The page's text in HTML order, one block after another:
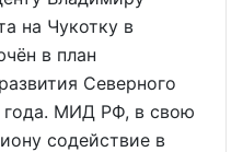
на Чукотку в
в план
Северного
года. МИД РФ, в свою
содействие в